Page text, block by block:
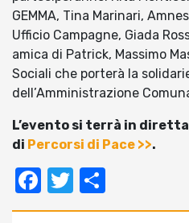
GEMMA, Tina Marinari,
Ufficio Campagne, Giada
amica di Patrick, Massimo
Sociali che porterà la
dell’Amministrazione
L’evento si terrà in
di Percorsi di Pace >>.
Facebook
Twitter